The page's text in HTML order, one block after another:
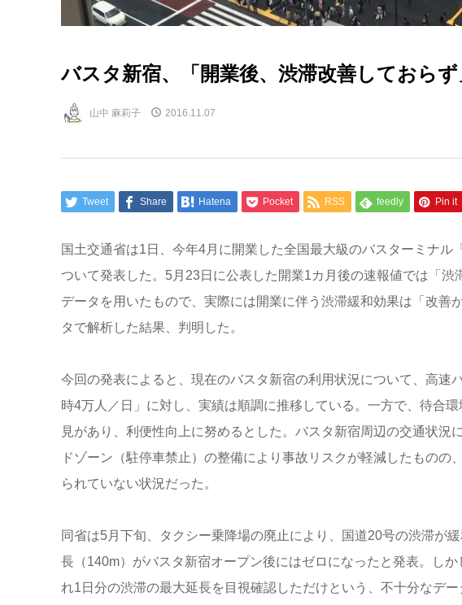
バスタ新宿、「開業後、渋滞改善しておら
山中 麻莉子 2016.11.07
Tweet Share Hatena Pocket RSS feedly Pin it
国土交通省は1日、今年4月に開業した全国最大級のバスターミナル
ついて発表した。5月23日に公表した開業1カ月後の速報値では「
データを用いたもので、実際には開業に伴う渋滞緩和効果は「改善
タで解析した結果、判明した。
今回の発表によると、現在のバスタ新宿の利用状況について、高速
時4万人／日」に対し、実績は順調に推移している。一方で、待合
見があり、利便性向上に努めるとした。バスタ新宿周辺の交通状況
ドゾーン（駐停車禁止）の整備により事故リスクが軽減したもの
られていない状況だった。
同省は5月下旬、タクシー乗降場の廃止により、国道20号の渋滞が
長（140m）がバスタ新宿オープン後にはゼロになったと発表。し
れ1日分の渋滞の最大延長を目視確認しただけという、不十分なデー